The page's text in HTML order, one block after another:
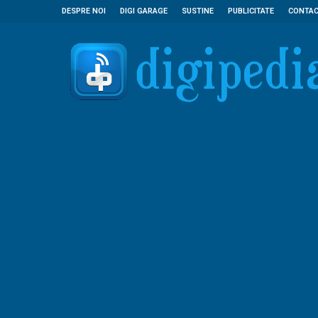
DESPRE NOI DIGI GARAGE SUSTINE PUBLICITATE